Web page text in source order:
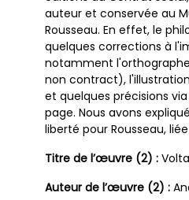
auteur et conservée au
Rousseau. En effet, le
quelques corrections à
notamment
non contract),
et quelques précisions
page. Nous avons
liberté pour Rousseau,
Titre de l’œuvre (2) :
Auteur de l’œuvre (2) :